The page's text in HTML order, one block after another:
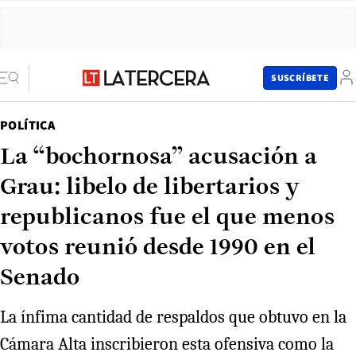
SUSCRÍBETE
POLÍTICA
La “bochornosa” acusación a
Grau: libelo de libertarios y
republicanos fue el que menos
votos reunió desde 1990 en el
Senado
La ínfima cantidad de respaldos que obtuvo en la
Cámara Alta inscribieron esta ofensiva como la